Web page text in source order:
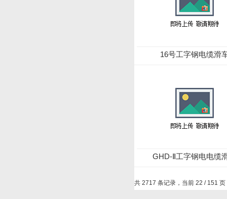
16号工字钢电缆滑
GHD-Ⅱ工字钢电电缆
共 2717 条记录，当前 22 / 151